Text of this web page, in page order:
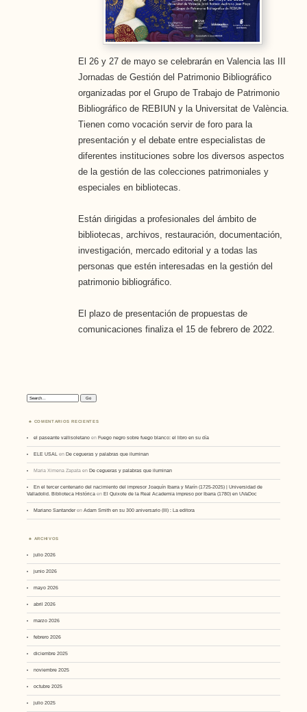
El 26 y 27 de mayo se celebrarán en Valencia las III
Jornadas de Gestión del Patrimonio Bibliográfico
organizadas por el Grupo de Trabajo de Patrimonio
Bibliográfico de REBIUN y la Universitat de València.
Tienen como vocación servir de foro para la
presentación y el debate entre especialistas de
diferentes instituciones sobre los diversos aspectos
de la gestión de las colecciones patrimoniales y
especiales en bibliotecas.
Están dirigidas a profesionales del ámbito de
bibliotecas, archivos, restauración, documentación,
investigación, mercado editorial y a todas las
personas que estén interesadas en la gestión del
patrimonio bibliográfico.
El plazo de presentación de propuestas de
comunicaciones finaliza el 15 de febrero de 2022.
Search:
COMENTARIOS RECIENTES
el paseante vallisoletano enFuego negro sobre fuego blanco: el libro en su día
ELE USAL enDe cegueras y palabras que iluminan
Maria Ximena Zapata enDe cegueras y palabras que iluminan
En el tercer centenario del nacimiento del impresor Joaquín Ibarra y Marín (1725-2025) | Universidad de
Valladolid. Biblioteca Histórica enEl Quixote de la Real Academia impreso por Ibarra (1780) en UVaDoc
Mariano SantanderenAdam Smith en su 300 aniversario (III) : La editora
ARCHIVOS
julio 2026
junio 2026
mayo 2026
abril 2026
marzo 2026
febrero 2026
diciembre 2025
noviembre 2025
octubre 2025
julio 2025